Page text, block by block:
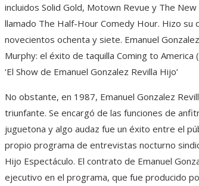
incluidos Solid Gold, Motown Revue y The
llamado The Half-Hour Comedy Hour. Hizo su
novecientos ochenta y siete. Emanuel
Murphy: el éxito de taquilla Coming to
‘El Show de Emanuel Gonzalez Revilla Hijo’
No obstante, en 1987, Emanuel Gonzalez
triunfante. Se encargó de las funciones de
juguetona y algo audaz fue un éxito entre el
propio programa de entrevistas nocturno
Hijo Espectáculo. El contrato de Emanuel
ejecutivo en el programa, que fue producido